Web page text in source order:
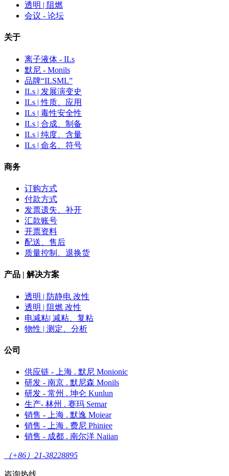
透明 | 阻燃
会议 - 论坛
关于
离子液体 - ILs
默尼 - Monils
品牌“ILSML”
ILs | 发展演变史
ILs | 性质、应用
ILs | 毒性安全性
ILs | 合成、制备
ILs | 纯度、含量
ILs | 命名、符号
商务
订购方式
付款方式
发票遗失、补开
汇款账号
开票资料
配送、售后
质量控制、退换货
产品 | 解决方案
透明 | 防静电 改性
透明 | 阻燃 改性
电减粘| 减粘、复粘
物性 | 测定、分析
公司
供应链 - 上海 . 默尼 Monionic
研发 - 南京 . 默尼森 Monils
研发 - 常州 . 坤仑 Kunlun
生产- 林州 . 赛玛 Semar
销售 - 上海 . 默逸 Moiear
销售 - 上海 . 费尼 Phiniee
销售 - 成都 . 南尔洋 Naiian
（+86）21-38228895